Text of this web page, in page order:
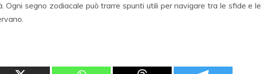
Ogni segno zodiacale può trarre spunti utili per navigare tra le sfide e le